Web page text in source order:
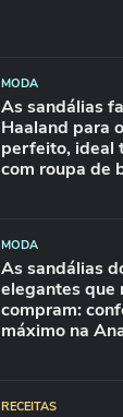
MODA
As sandálias
Haaland para
perfeito, ideal
com roupa de
MODA
As sandálias
elegantes que
compram:
máximo na
RECEITAS